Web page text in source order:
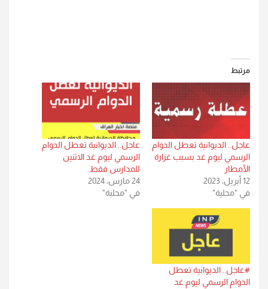
مرتبط
عاجل.. الديوانية تعطل الدوام
الرسمي ليوم غد بسبب غزارة
الأمطار
12 أبريل، 2023
في "محلية"
عاجل.. الديوانية تعطل الدوام
الرسمي ليوم غد الاثنين
للمدارس فقط
24 مارس، 2024
في "محلية"
#عاجل.. الديوانية تعطل
الدوام الرسمي ليوم غد